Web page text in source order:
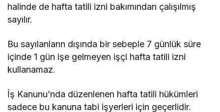
halinde de hafta tatili izni bakımından çalışılmış
sayılır.
Bu sayılanların dışında bir sebeple 7 günlük süre
içinde 1 gün işe gelmeyen işçi hafta tatili izni
kullanamaz.
İş Kanunu’nda düzenlenen hafta tatili hükümleri
sadece bu kanuna tabi işyerleri için geçerlidir.